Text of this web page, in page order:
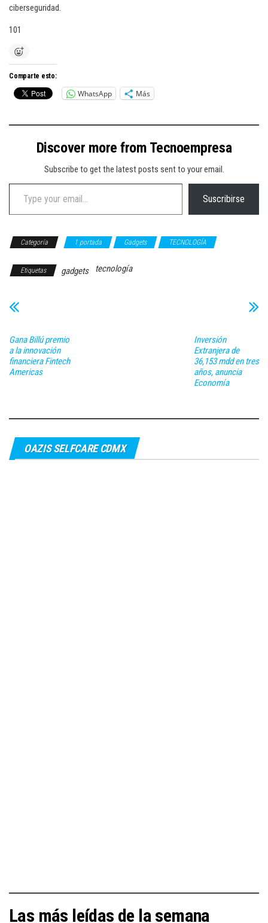
ciberseguridad.
101
Comparte esto:
WhatsApp Más
Discover more from Tecnoempresa
Subscribe to get the latest posts sent to your email.
Type your email…
Suscribirse
Categoría 1 portada Gadgets TECNOLOGÍA
Etiquetas gadgets tecnología
Gana Billú premio
a la innovación
financiera Fintech
Americas
Inversión
Extranjera de
36,153 mdd en tres
años, anuncia
Economía
OAZIS SELFCARE CDMX
Las más leídas de la semana